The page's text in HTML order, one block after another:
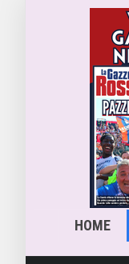
HOME